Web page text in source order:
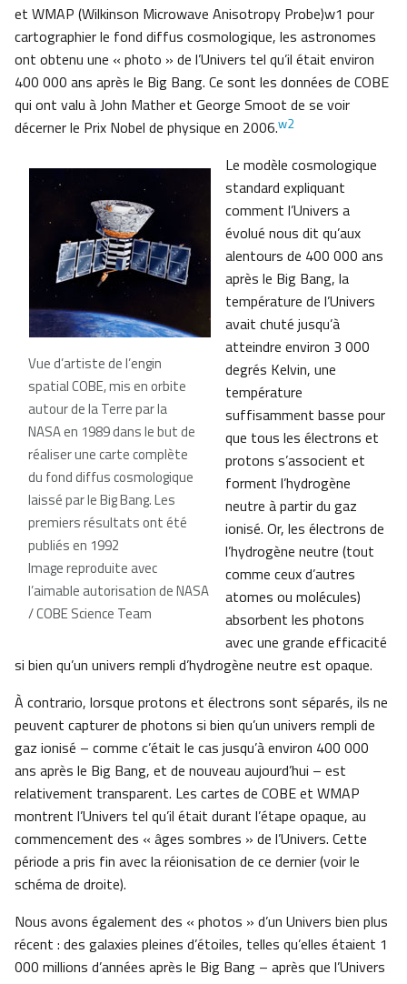
et WMAP (Wilkinson Microwave Anisotropy Probe)w1 pour
cartographier le fond diffus cosmologique, les astronomes
ont obtenu une « photo » de l’Univers tel qu’il était environ
400 000 ans après le Big Bang. Ce sont les données de COBE
qui ont valu à John Mather et George Smoot de se voir
décerner le Prix Nobel de physique en 2006.w2
Vue d’artiste de l’engin
spatial COBE, mis en orbite
autour de la Terre par la
NASA en 1989 dans le but de
réaliser une carte complète
du fond diffus cosmologique
laissé par le Big Bang. Les
premiers résultats ont été
publiés en 1992
Image reproduite avec
l’aimable autorisation de NASA
/ COBE Science Team
Le modèle cosmologique
standard expliquant
comment l’Univers a
évolué nous dit qu’aux
alentours de 400 000 ans
après le Big Bang, la
température de l’Univers
avait chuté jusqu’à
atteindre environ 3 000
degrés Kelvin, une
température
suffisamment basse pour
que tous les électrons et
protons s’associent et
forment l’hydrogène
neutre à partir du gaz
ionisé. Or, les électrons de
l’hydrogène neutre (tout
comme ceux d’autres
atomes ou molécules)
absorbent les photons
avec une grande efficacité
si bien qu’un univers rempli d’hydrogène neutre est opaque.
À contrario, lorsque protons et électrons sont séparés, ils ne
peuvent capturer de photons si bien qu’un univers rempli de
gaz ionisé – comme c’était le cas jusqu’à environ 400 000
ans après le Big Bang, et de nouveau aujourd’hui – est
relativement transparent. Les cartes de COBE et WMAP
montrent l’Univers tel qu’il était durant l’étape opaque, au
commencement des « âges sombres » de l’Univers. Cette
période a pris fin avec la réionisation de ce dernier (voir le
schéma de droite).
Nous avons également des « photos » d’un Univers bien plus
récent : des galaxies pleines d’étoiles, telles qu’elles étaient 1
000 millions d’années après le Big Bang – après que l’Univers